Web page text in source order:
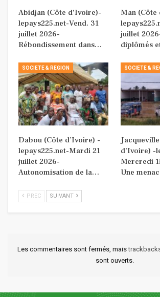
Abidjan (Côte d’Ivoire)-
lepays225.net-Vend. 31
juillet 2026-
Rébondissement dans…
Man (Côte
juillet
diplômés
SOCIETE & REGION
Dabou (Côte d’Ivoire) -
lepays225.net-Mardi 21
juillet 2026-
Autonomisation de la…
SOCIETE &
d’Ivoire) -
Mercredi
Une
PREC SUIVANT
Les commentaires sont fermés, mais
sont ouverts.